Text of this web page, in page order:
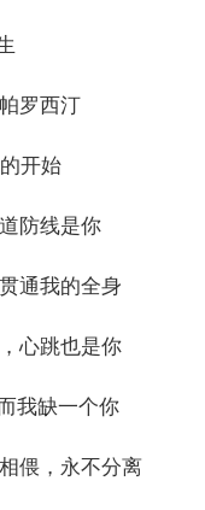
罗西汀
开始
防线是你
通我的全身
心跳也是你
我缺一个你
偎，永不分离